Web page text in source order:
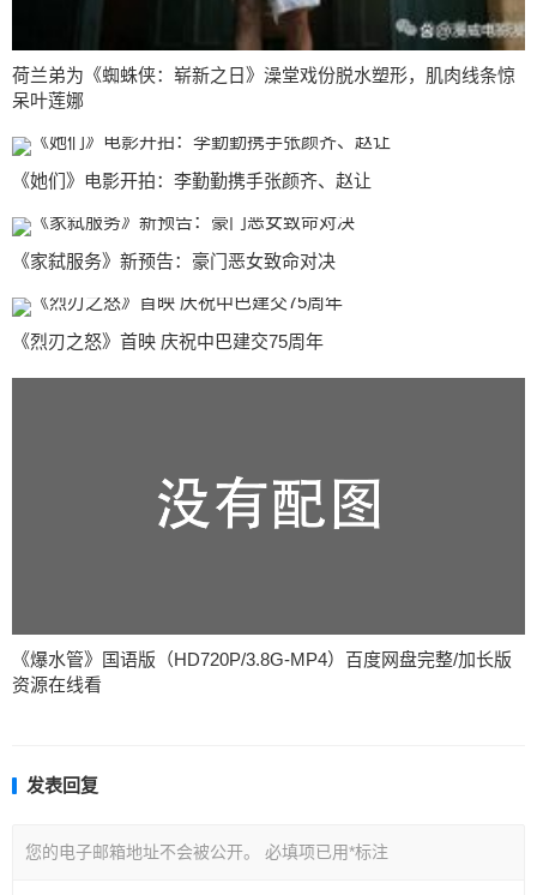
荷兰弟为《蜘蛛侠：崭新之日》澡堂戏份脱水塑形，肌肉线条惊
呆叶莲娜
《她们》电影开拍：李勤勤携手张颜齐、赵让
《家弑服务》新预告：豪门恶女致命对决
《烈刃之怒》首映 庆祝中巴建交75周年
《爆水管》国语版（HD720P/3.8G-MP4）百度网盘完整/加长版
资源在线看
发表回复
您的电子邮箱地址不会被公开。 必填项已用*标注